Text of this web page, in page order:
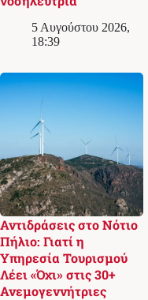
5 Αυγούστου 2026,
18:39
Αντιδράσεις στο Νότιο
Πήλιο: Γιατί η
Υπηρεσία Τουρισμού
Λέει «Όχι» στις 30+
Ανεμογεννήτριες